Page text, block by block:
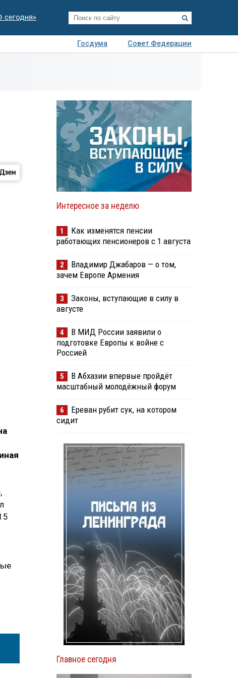
сегодня»
Госдума
Совет Федерации
Интересное за неделю
1
Как изменятся пенсии
работающих пенсионеров с 1 августа
2
Владимир Джабаров — о том,
зачем Европе Армения
3
Законы, вступающие в силу в
августе
4
В МИД России заявили о
подготовке Европы к войне с
Россией
5
В Абхазии впервые пройдёт
масштабный молодёжный форум
6
Ереван рубит сук, на котором
сидит
Главное сегодня